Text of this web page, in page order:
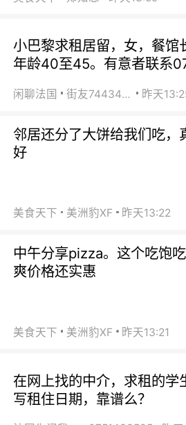
小巴黎求租居留，女，餐馆
年龄40至45。有意者联系
闲聊法国 街友74434350 昨天
邻居还分了大饼给我们吃，
好
美食天下 美洲豹XF 昨天13:22
中午分享pizza。这个吃饱吃
爽价格还实惠
美食天下 美洲豹XF 昨天13:21
在网上找的中介，求租的学
写租住日期，靠谱么？